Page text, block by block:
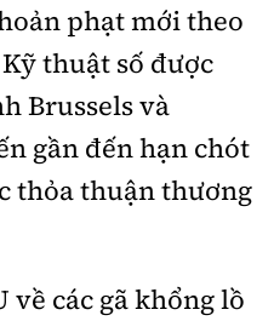
phạt mới theo
thuật số được
Brussels và
gần đến hạn chót
thỏa thuận thương
về các gã khổng lồ